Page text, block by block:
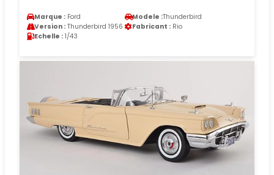
Marque : Ford Modele :Thunderbird
Version : Thunderbird 1956 Fabricant : Rio
Echelle : 1/43